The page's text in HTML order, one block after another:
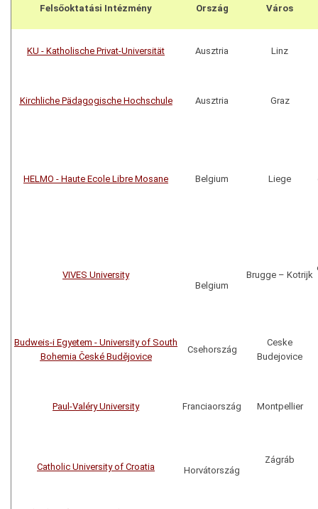
Felsőoktatási Intézmény Ország Város
KU - Katholische Privat-Universität Ausztria Linz
Kirchliche Pӓdagogische Hochschule Ausztria Graz
HELMO - Haute Ecole Libre Mosane Belgium Liege
VIVES University
Belgium
Brugge – Kotrijk
Budweis-i Egyetem - University of South
Bohemia České Budějovice
Csehország
Ceske
Budejovice
Paul-Valéry University Franciaország Montpellier
Catholic University of Croatia Horvátország
Zágráb